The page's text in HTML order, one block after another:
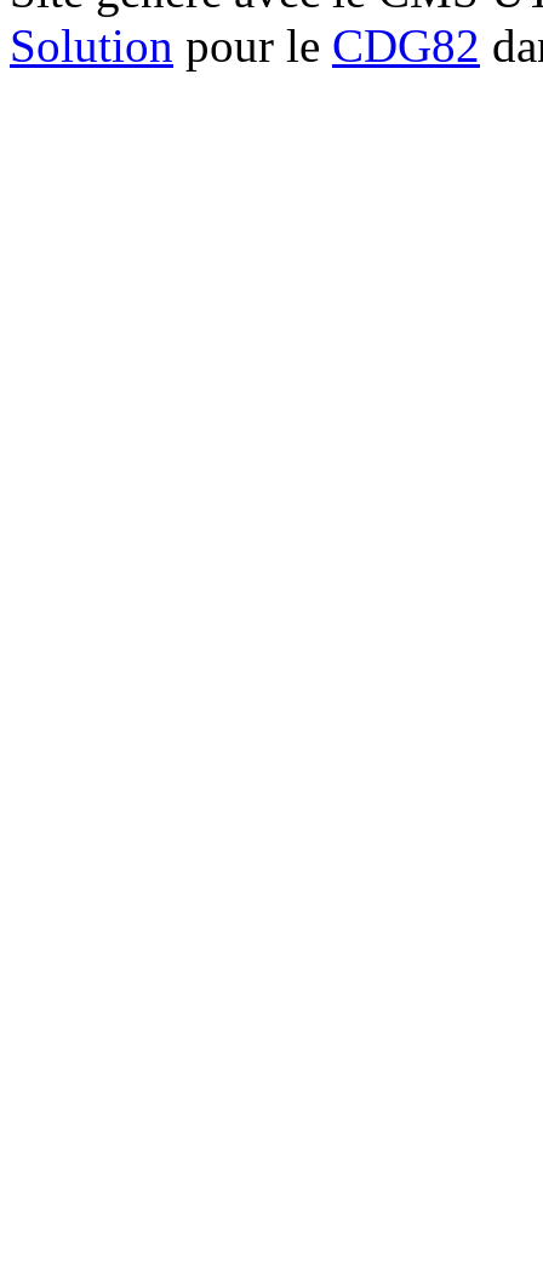
Solution pour le CDG82